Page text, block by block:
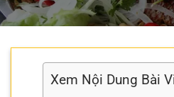
Xem Nội Dung Bài